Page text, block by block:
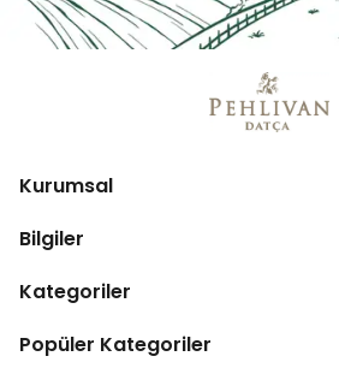
Kurumsal
Bilgiler
Kategoriler
Popüler Kategoriler